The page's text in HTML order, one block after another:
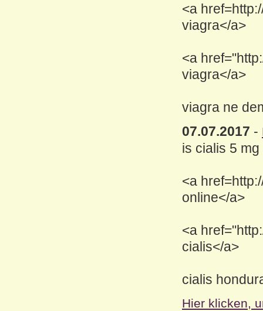
<a
viagra</a>
<a
viagra</a>
viagra ne
07.07.2017 -
is cialis 5 mg
<a
online</a>
<a
cialis</a>
cialis
Hier klicken,